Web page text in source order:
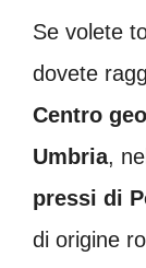
Se volete
dovete
Centro
Umbria,
pressi di
di origine